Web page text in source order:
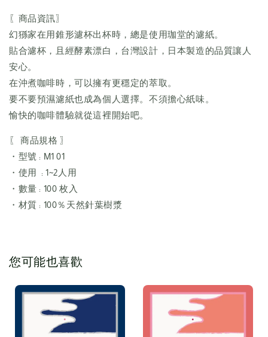
〖商品資訊〗
幻猻家在用錐形濾杯出杯時，總是使用珈堂的濾紙。
貼合濾杯，且經酵素漂白，台灣設計，日本製造的品質讓人
安心。
在沖煮咖啡時，可以擁有更穩定的萃取。
要不要預濕濾紙也成為個人選擇。不須擔心紙味。
愉快的咖啡體驗就從這裡開始吧。
〖 商品規格 〗
・型號 : M1 01
・使用 : 1~2人用
・數量 : 100 枚入
・材質 : 100％天然針葉樹漿
您可能也喜歡